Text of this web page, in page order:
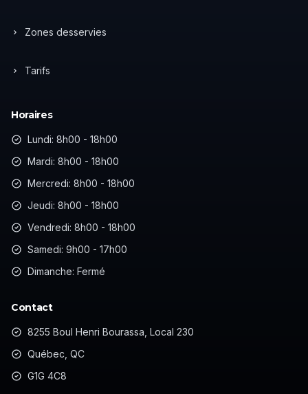
Zones desservies
Tarifs
Horaires
Lundi: 8h00 - 18h00
Mardi: 8h00 - 18h00
Mercredi: 8h00 - 18h00
Jeudi: 8h00 - 18h00
Vendredi: 8h00 - 18h00
Samedi: 9h00 - 17h00
Dimanche: Fermé
Contact
8255 Boul Henri Bourassa, Local 230
Québec, QC
G1G 4C8